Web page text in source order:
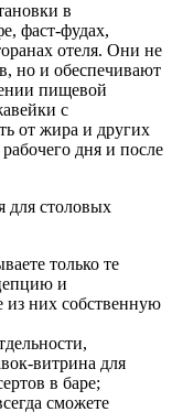
в
фаст-фудах,
отеля. Они не
но и обеспечивают
пищевой
с
от жира и других
дня и после
для столовых
только те
и
из них собственную
витрина для
в баре;
сможете